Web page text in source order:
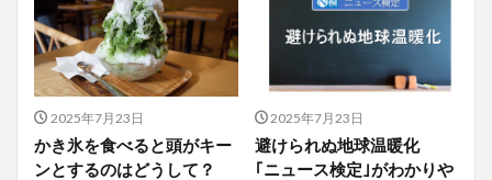
2025年7月23日
かき氷を食べると頭がキー
ンとするのはどうして？
2025年7月23日
避けられぬ地球温暖化
｢ニュース検定｣がわかりや